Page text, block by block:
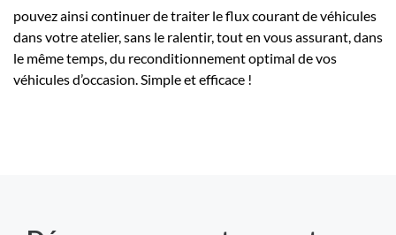
pouvez ainsi continuer de traiter le flux courant de véhicules
dans votre atelier, sans le ralentir, tout en vous assurant, dans
le même temps, du reconditionnement optimal de vos
véhicules d’occasion. Simple et efficace !